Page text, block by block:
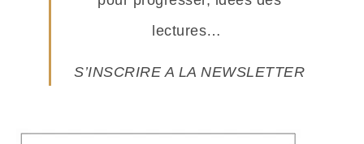
lectures…
S’INSCRIRE A LA NEWSLETTER